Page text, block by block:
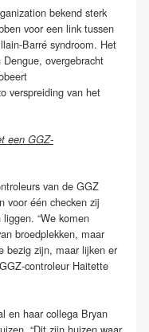
bekend sterk
voor een link tussen
Barré syndroom. Het
overgebracht
verspreiding van het
een GGZ-
van de GGZ
voor één checken zij
“We komen
broedplekken, maar
bezig zijn, maar lijken er
controleur Haitette
en haar collega Bryan
“Dit zijn huizen waar